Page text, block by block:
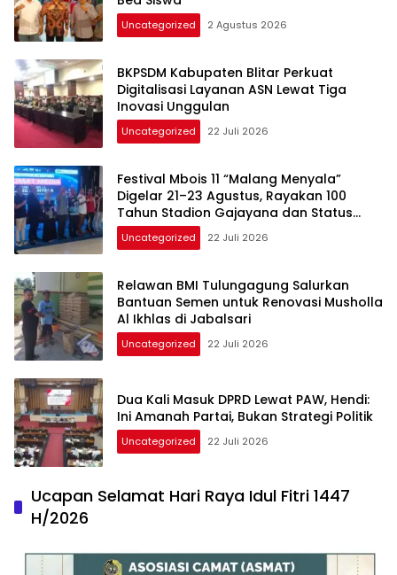
Uncategorized 2 Agustus 2026
BKPSDM Kabupaten Blitar Perkuat
Digitalisasi Layanan ASN Lewat Tiga
Inovasi Unggulan
Uncategorized 22 Juli 2026
Festival Mbois 11 “Malang Menyala”
Digelar 21–23 Agustus, Rayakan 100
Tahun Stadion Gajayana dan Status
UNESCO
Uncategorized 22 Juli 2026
Relawan BMI Tulungagung Salurkan
Bantuan Semen untuk Renovasi Musholla
Al Ikhlas di Jabalsari
Uncategorized 22 Juli 2026
Dua Kali Masuk DPRD Lewat PAW, Hendi:
Ini Amanah Partai, Bukan Strategi Politik
Uncategorized 22 Juli 2026
Ucapan Selamat Hari Raya Idul Fitri 1447
H/2026